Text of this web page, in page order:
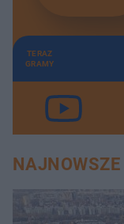
TERAZ
GRAMY